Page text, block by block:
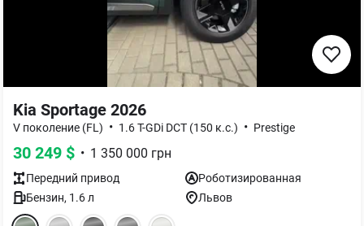
Kia Sportage 2026
V поколение (FL) • 1.6 T-GDi DCT (150 к.с.) • Prestige
30 249 $ • 1 350 000 грн
Передний привод
Роботизированная
Бензин, 1.6л Львов